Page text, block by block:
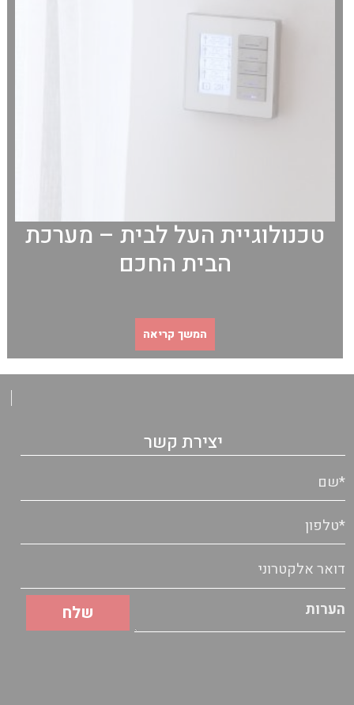
טכנולוגיית העל לבית – מערכת
הבית החכם
המשך קריאה
יצירת קשר